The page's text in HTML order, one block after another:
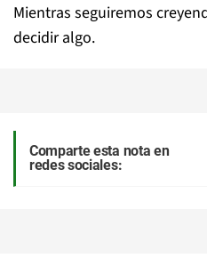
Mientras seguiremos
decidir algo.
Comparte esta nota en
redes sociales: